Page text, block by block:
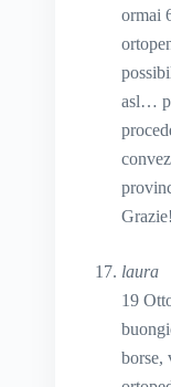
ormai
asl…
Grazie!
laura
19
borse,